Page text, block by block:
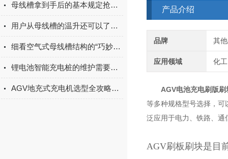
母线槽拿到手后的基本规定抢先了解下！
用户从母线槽的温升还可以了解到哪些问题？
细看空气式母线槽结构的“巧妙设计”
锂电池智能充电桩的维护需要注意什么？
AGV地充式充电机选型全攻略：接口、功率、通信协议与适配车型指南
产品介绍
品牌 其
应用领域 化
AGV电池充电刷版
等多种规格型号选择，可
泛应用于电力、铁路、
AGV刷板刷块是目